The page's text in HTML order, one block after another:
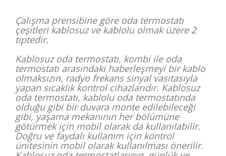
Çalışma prensibine göre oda termostatı
çeşitleri kablosuz ve kablolu olmak üzere 2
tiptedir.
Kablosuz oda termostatı, kombi ile oda
termostatı arasındaki haberleşmeyi bir kablo
olmaksızın, radyo frekans sinyal vasıtasıyla
yapan sıcaklık kontrol cihazlarıdır. Kablosuz
oda termostatı, kablolu oda termostatında
olduğu gibi bir duvara monte edilebileceği
gibi, yaşama mekanının her bölümüne
götürmek için mobil olarak da kullanılabilir.
Doğru ve faydalı kullanım için kontrol
ünitesinin mobil olarak kullanılması önerilir.